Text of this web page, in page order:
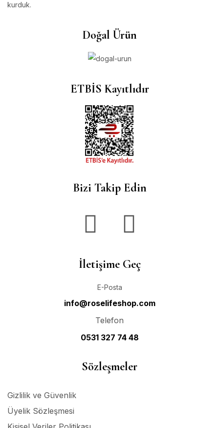
kurduk.
Doğal Ürün
ETBİS Kayıtlıdır
Bizi Takip Edin
İletişime Geç
E-Posta
info@roselifeshop.com
Telefon
0531 327 74 48
Sözleşmeler
Gizlilik ve Güvenlik
Üyelik Sözleşmesi